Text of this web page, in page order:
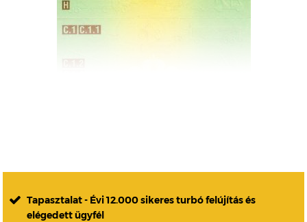
Tapasztalat - Évi 12.000 sikeres turbó felújítás és
elégedett ügyfél